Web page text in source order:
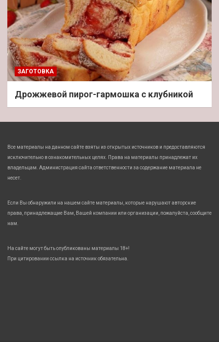
ЗАГОТОВКА
Дрожжевой пирог-гармошка с клубникой
Все материалы на данном сайте взяты из открытых источников и предоставляются
исключительно в ознакомительных целях. Права на материалы принадлежат их
владельцам. Администрация сайта ответственности за содержание материала не
несет.
Если Вы обнаружили на нашем сайте материалы, которые нарушают авторские
права, принадлежащие Вам, Вашей компании или организации, пожалуйста, сообщите
нам.
На сайте могут быть опубликованы материалы 18+!
При цитировании ссылка на источник обязательна.